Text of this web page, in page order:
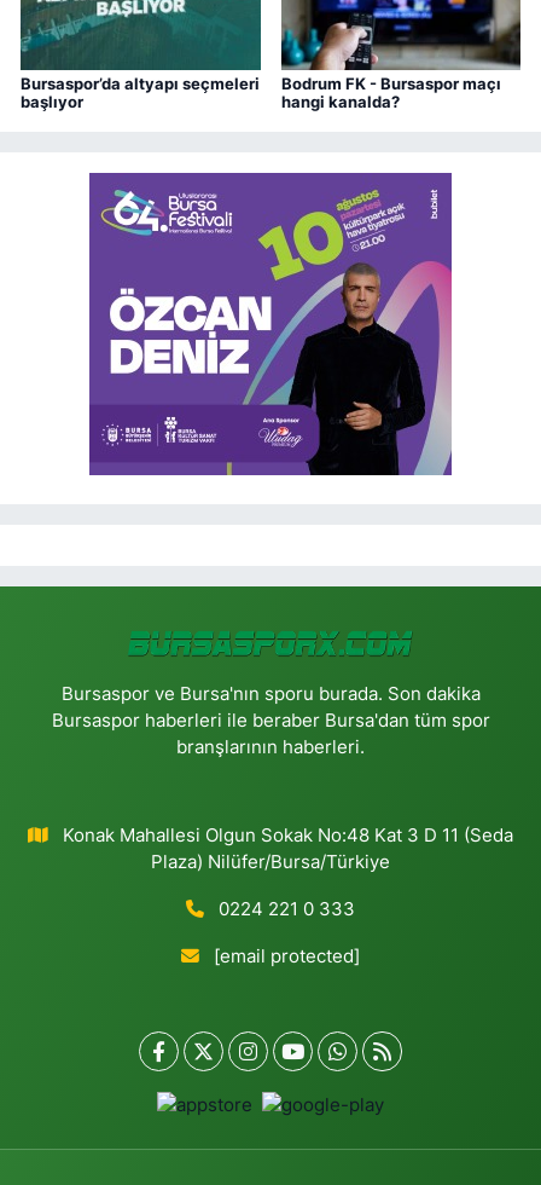
Bursaspor’da altyapı seçmeleri
başlıyor
Bodrum FK - Bursaspor maçı
hangi kanalda?
Bursaspor ve Bursa'nın sporu burada. Son dakika
Bursaspor haberleri ile beraber Bursa'dan tüm spor
branşlarının haberleri.
Konak Mahallesi Olgun Sokak No:48 Kat 3 D 11 (Seda
Plaza) Nilüfer/Bursa/Türkiye
0224 221 0 333
[email protected]